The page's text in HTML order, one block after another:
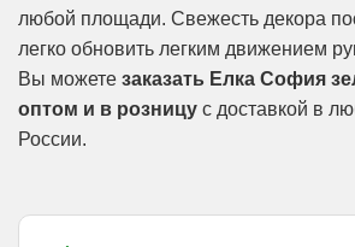
любой площади. Свежесть декора
легко обновить легким движением
Вы можете заказать Елка София
оптом и в розницу с доставкой в
России.